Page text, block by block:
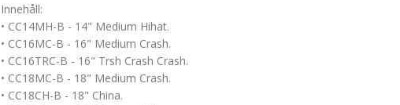
Innehåll:
• CC14MH-B - 14" Medium Hihat.
• CC16MC-B - 16" Medium Crash.
• CC16TRC-B - 16" Trsh Crash Crash.
• CC18MC-B - 18" Medium Crash.
• CC18CH-B - 18" China.